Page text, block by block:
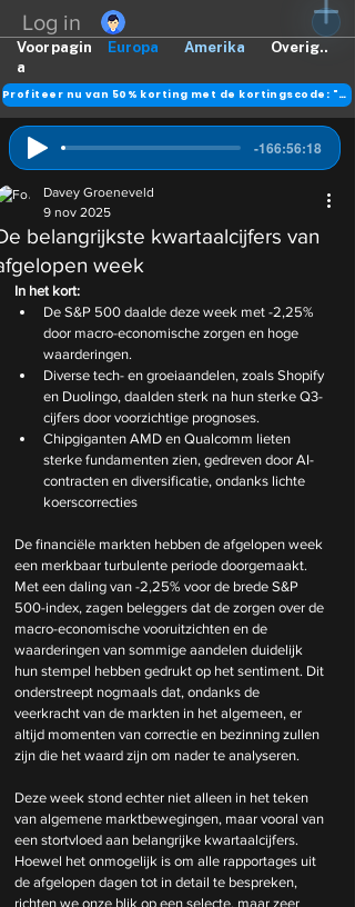
Log in
Europa Amerika Overig..
Voorpagin
a
Profiteer nu van 50% korting met de kortingscode: "DANK"
-166:56:18
belangrijkste kwartaalcijfers van
week
Davey Groeneveld
9 nov 2025
In het kort:
De S&P 500 daalde deze week met -2,25%
door macro-economische zorgen en hoge
waarderingen.
Diverse tech- en groeiaandelen, zoals Shopify
en Duolingo, daalden sterk na hun sterke Q3-
cijfers door voorzichtige prognoses.
Chipgiganten AMD en Qualcomm lieten
sterke fundamenten zien, gedreven door AI-
contracten en diversificatie, ondanks lichte
koerscorrecties
De financiële markten hebben de afgelopen week
een merkbaar turbulente periode doorgemaakt.
Met een daling van -2,25% voor de brede S&P
500-index, zagen beleggers dat de zorgen over de
macro-economische vooruitzichten en de
waarderingen van sommige aandelen duidelijk
hun stempel hebben gedrukt op het sentiment. Dit
onderstreept nogmaals dat, ondanks de
veerkracht van de markten in het algemeen, er
altijd momenten van correctie en bezinning zullen
zijn die het waard zijn om nader te analyseren.
Deze week stond echter niet alleen in het teken
van algemene marktbewegingen, maar vooral van
een stortvloed aan belangrijke kwartaalcijfers.
Hoewel het onmogelijk is om alle rapportages uit
de afgelopen dagen tot in detail te bespreken,
richten we onze blik op een selecte, maar zeer